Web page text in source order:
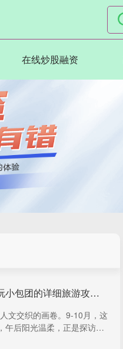
在线炒股融资
汇巨福配资 江西5日跟团游多少钱？纯玩小包团的详细旅游攻略行程介绍
文交织的画卷。9-10月，这
后阳光温柔，正是探访庐